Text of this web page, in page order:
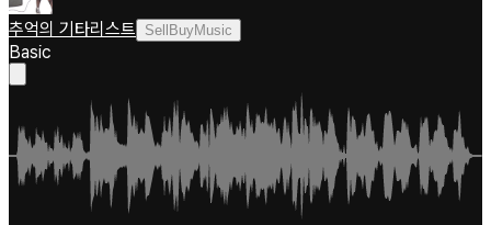
추억의 기타리스트 SellBuyMusic
Basic